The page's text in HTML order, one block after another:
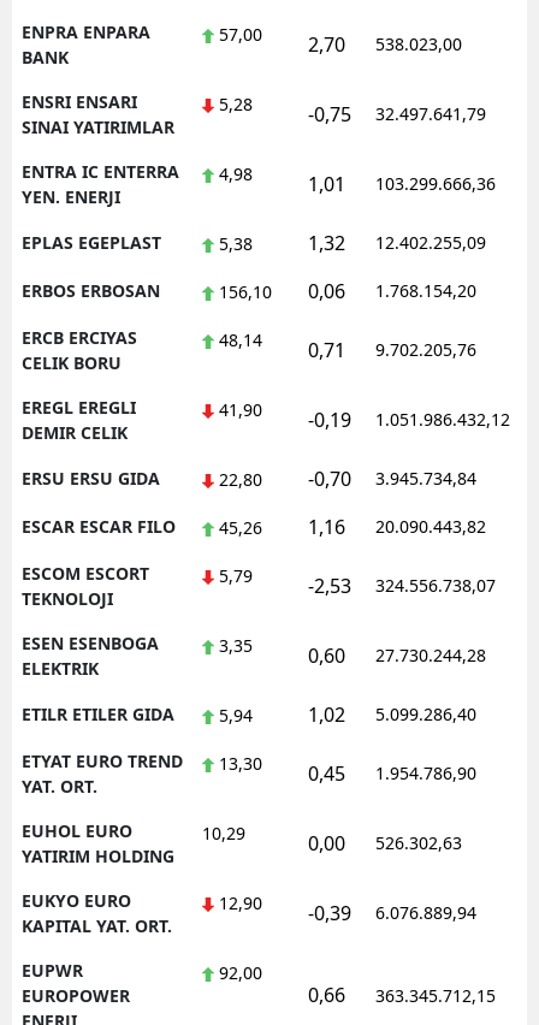
ENPRA ENPARA
BANK
57,00 2,70 538.023,00
ENSRI ENSARI
SINAI YATIRIMLAR
5,28 -0,75 32.497.641,79
ENTRA IC ENTERRA
YEN. ENERJI
4,98 1,01 103.299.666,36
EPLAS EGEPLAST 5,38 1,32 12.402.255,09
ERBOS ERBOSAN 156,10 0,06 1.768.154,20
ERCB ERCIYAS
CELIK BORU
48,14 0,71 9.702.205,76
EREGL EREGLI
DEMIR CELIK
41,90 -0,19 1.051.986.432,12
ERSU ERSU GIDA 22,80 -0,70 3.945.734,84
ESCAR ESCAR FILO 45,26 1,16 20.090.443,82
ESCOM ESCORT
TEKNOLOJI
5,79 -2,53 324.556.738,07
ESEN ESENBOGA
ELEKTRIK
3,35 0,60 27.730.244,28
ETILR ETILER GIDA 5,94 1,02 5.099.286,40
ETYAT EURO TREND
YAT. ORT.
13,30 0,45 1.954.786,90
EUHOL EURO
YATIRIM HOLDING
10,29 0,00 526.302,63
EUKYO EURO
KAPITAL YAT. ORT.
12,90 -0,39 6.076.889,94
EUPWR
EUROPOWER
92,00
0,66 363.345.712,15